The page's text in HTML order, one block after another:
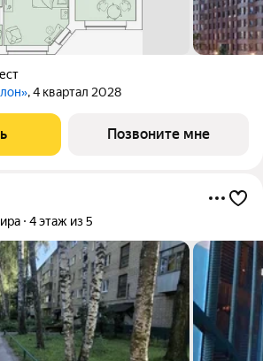
, 4 квартал 2028
Позвоните мне
4 этаж из 5